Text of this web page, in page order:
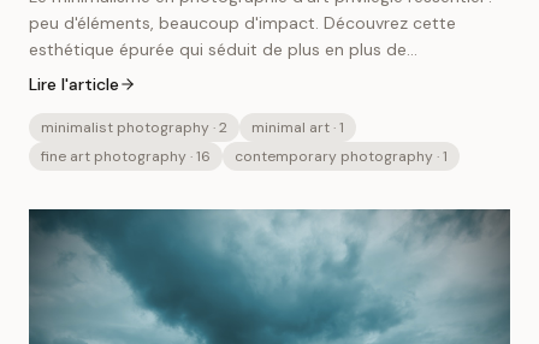
peu d'éléments, beaucoup d'impact. Découvrez cette
esthétique épurée qui séduit de plus en plus de
collectionneurs.
Lire l'article
minimalist photography· 2 minimal art· 1
fine art photography· 16 contemporary photography· 1